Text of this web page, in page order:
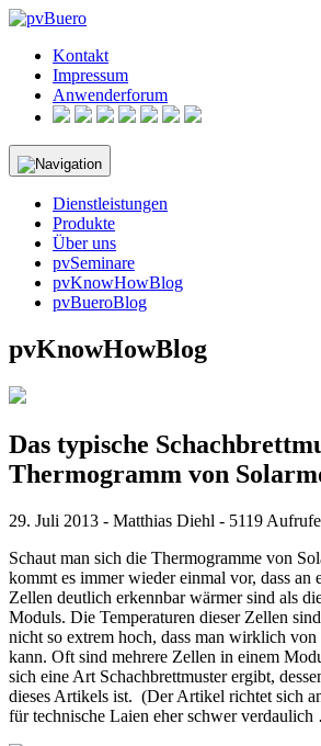
Skip
contentKontakt
Impressum
Anwenderforum
Dienstleistungen
Produkte
Über uns
pvSeminare
pvKnowHowBlog
pvBueroBlog
pvKnowHowBlog
Das typische
Thermogramm von
29. Juli 2013 - Matthias Diehl - 5119 Aufrufe
Schaut man sich die Thermogramme von
kommt es immer wieder einmal vor, dass an
Zellen deutlich erkennbar wärmer sind als
Moduls. Die Temperaturen dieser Zellen
nicht so extrem hoch, dass man wirklich von
kann. Oft sind mehrere Zellen in einem
sich eine Art Schachbrettmuster ergibt,
dieses Artikels ist. (Der Artikel richtet sich
für technische Laien eher schwer